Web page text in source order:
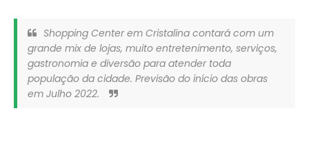
Shopping Center em Cristalina contará com um
grande mix de lojas, muito entretenimento, serviços,
gastronomia e diversão para atender toda
população da cidade. Previsão do início das obras
em Julho 2022.